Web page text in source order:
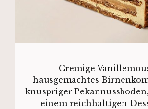
Cremige
hausgemachtes
knuspriger
einem reichhaltigen